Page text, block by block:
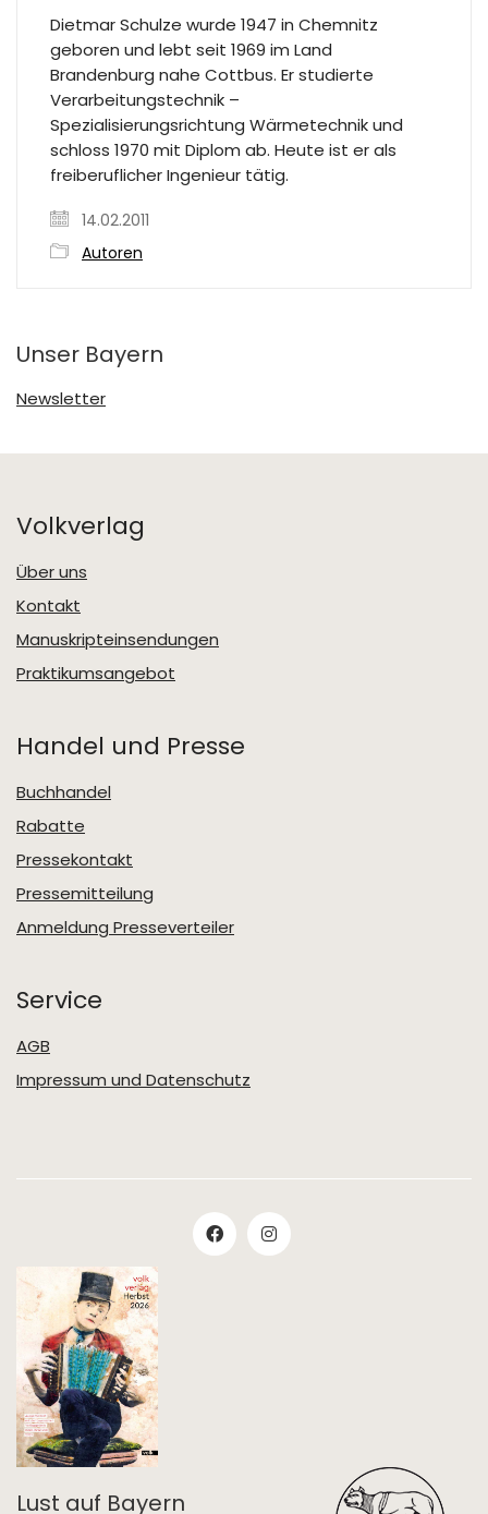
Dietmar Schulze wurde 1947 in Chemnitz
geboren und lebt seit 1969 im Land
Brandenburg nahe Cottbus. Er studierte
Verarbeitungstechnik –
Spezialisierungsrichtung Wärmetechnik und
schloss 1970 mit Diplom ab. Heute ist er als
freiberuflicher Ingenieur tätig.
14.02.2011
Autoren
Unser Bayern
Newsletter
Volkverlag
Über uns
Kontakt
Manuskripteinsendungen
Praktikumsangebot
Handel und Presse
Buchhandel
Rabatte
Pressekontakt
Pressemitteilung
Anmeldung Presseverteiler
Service
AGB
Impressum und Datenschutz
Lust auf Bayern